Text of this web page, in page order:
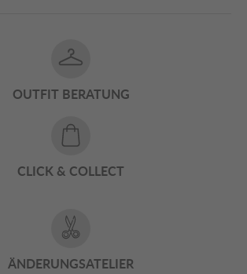
OUTFIT BERATUNG
CLICK & COLLECT
ÄNDERUNGSATELIER